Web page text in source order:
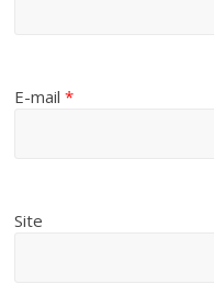
E-mail*
Site